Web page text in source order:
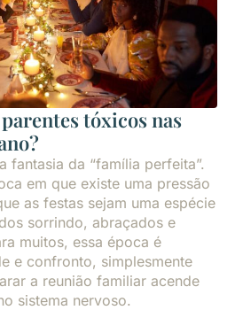
tóxicos nas
fantasia da “família perfeita”.
em que existe uma pressão
as festas sejam uma espécie
sorrindo, abraçados e
muitos, essa época é
e confronto, simplesmente
a reunião familiar acende
sistema nervoso.